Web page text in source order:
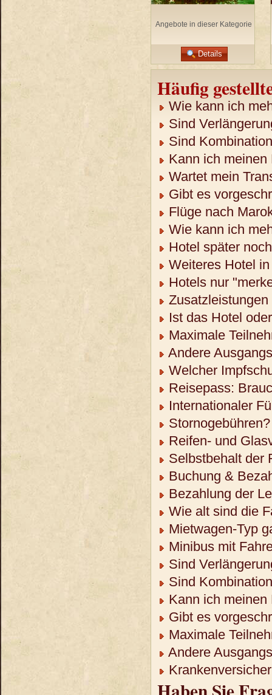
Angebote in dieser Kategorie
Details
Häufig
Wie kann ich
Sind
Sind
Kann ich meinen
Wartet mein
Gibt es
Flüge nach
Wie kann ich
Hotel später
Weiteres Hotel
Hotels nur
Ist das Hotel
Maximale
Andere
Welcher
Reisepass:
Internationaler
Stornogebühren?
Reifen- und
Selbstbehalt der
Buchung &
Bezahlung der
Wie alt sind die
Mietwagen-Typ
Minibus mit
Sind
Sind
Kann ich meinen
Gibt es
Maximale
Andere